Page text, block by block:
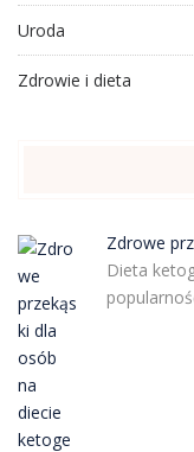
Uroda
Zdrowie i dieta
Zdrowe
Dieta